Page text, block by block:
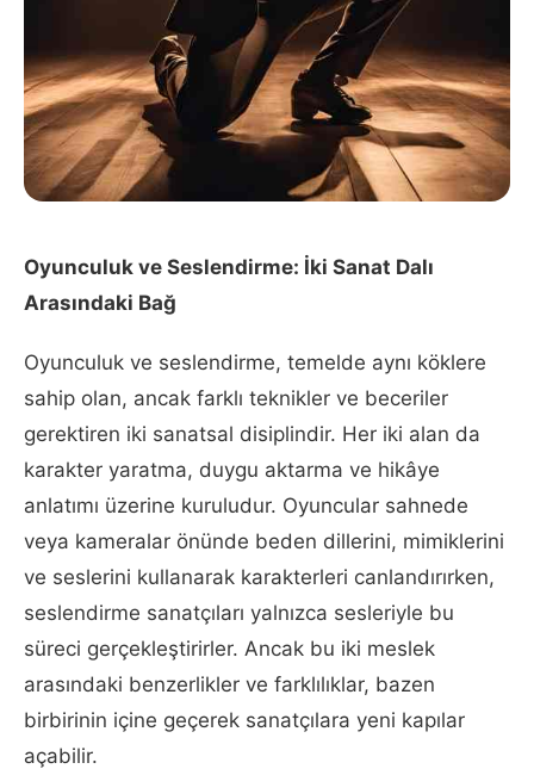
Oyunculuk ve Seslendirme: İki Sanat Dalı
Arasındaki Bağ
Oyunculuk ve seslendirme, temelde aynı köklere
sahip olan, ancak farklı teknikler ve beceriler
gerektiren iki sanatsal disiplindir. Her iki alan da
karakter yaratma, duygu aktarma ve hikâye
anlatımı üzerine kuruludur. Oyuncular sahnede
veya kameralar önünde beden dillerini, mimiklerini
ve seslerini kullanarak karakterleri canlandırırken,
seslendirme sanatçıları yalnızca sesleriyle bu
süreci gerçekleştirirler. Ancak bu iki meslek
arasındaki benzerlikler ve farklılıklar, bazen
birbirinin içine geçerek sanatçılara yeni kapılar
açabilir.